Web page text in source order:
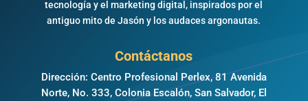
tecnología y el marketing digital, inspirados por el
antiguo mito de Jasón y los audaces argonautas.
Contáctanos
Dirección: Centro Profesional Perlex, 81 Avenida
Norte, No. 333, Colonia Escalón, San Salvador, El